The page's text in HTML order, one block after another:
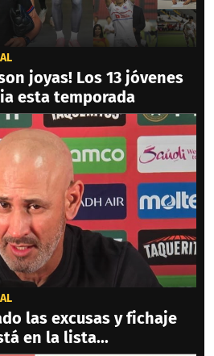
joyas! Los 13 jóvenes
esta temporada
las excusas y fichaje
en la lista...